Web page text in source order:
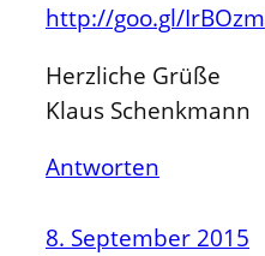
http://goo.gl/IrBOzm
Herzliche Grüße
Klaus Schenkmann
Antworten
8. September 2015